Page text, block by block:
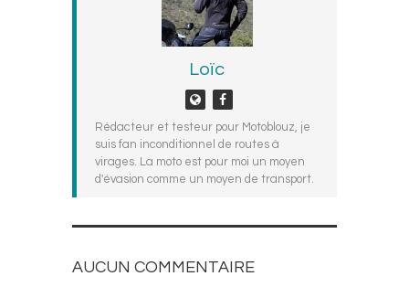
Loïc
Rédacteur et testeur pour Motoblouz, je
suis fan inconditionnel de routes à
virages. La moto est pour moi un moyen
d'évasion comme un moyen de transport.
AUCUN COMMENTAIRE